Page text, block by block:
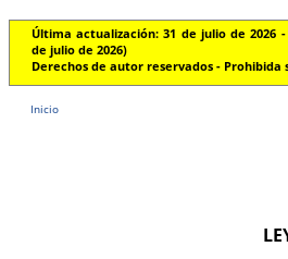
Última actualización: 31 de julio de 2026
de julio de 2026)
Derechos de autor reservados - Prohibida
Inicio